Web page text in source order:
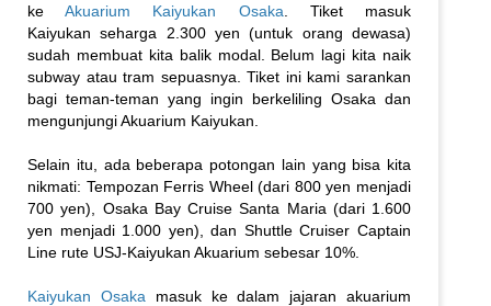
keAkuarium Kaiyukan Osaka . Tiket masuk
Kaiyukan seharga 2.300 yen (untuk orang dewasa)
sudah membuat kita balik modal. Belum lagi kita naik
subway atau tram sepuasnya. Tiket ini kami sarankan
bagi teman-teman yang ingin berkeliling Osaka dan
mengunjungi Akuarium Kaiyukan.
Selain itu, ada beberapa potongan lain yang bisa kita
nikmati: Tempozan Ferris Wheel (dari 800 yen menjadi
700 yen), Osaka Bay Cruise Santa Maria (dari 1.600
yen menjadi 1.000 yen), dan Shuttle Cruiser Captain
Line rute USJ-Kaiyukan Akuarium sebesar 10%.
Kaiyukan Osaka masuk ke dalam jajaran akuarium